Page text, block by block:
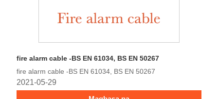
fire alarm cable -BS EN 61034, BS EN 50267
fire alarm cable -BS EN 61034, BS EN 50267
2021-05-29